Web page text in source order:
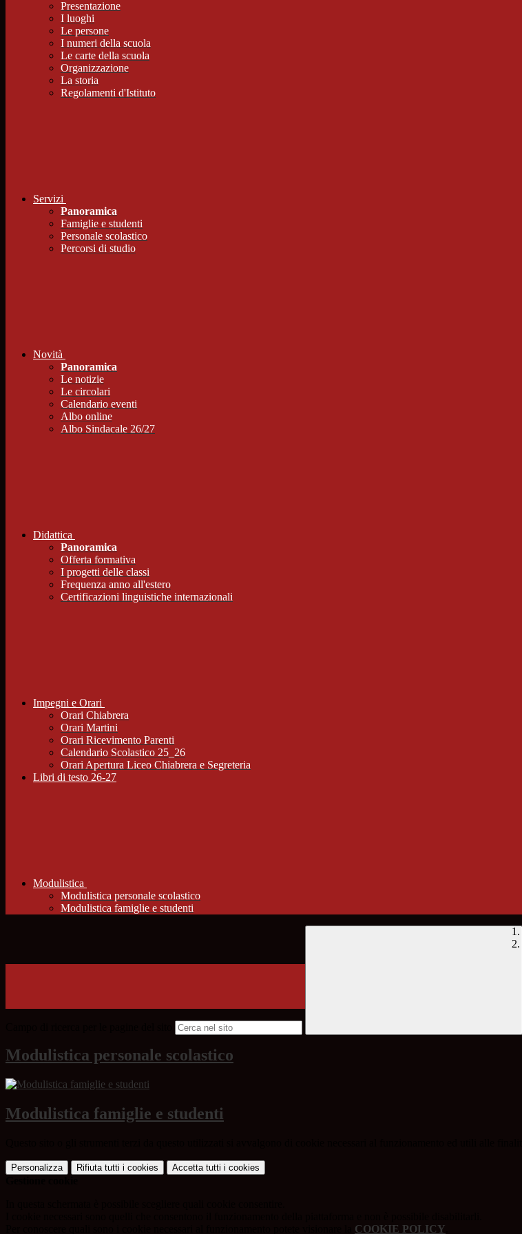
Presentazione
I luoghi
Le persone
I numeri della scuola
Le carte della scuola
Organizzazione
La storia
Regolamenti d'Istituto
Servizi
Panoramica
Famiglie e studenti
Personale scolastico
Percorsi di studio
Novità
Panoramica
Le notizie
Le circolari
Calendario eventi
Albo online
Albo Sindacale 26/27
Didattica
Panoramica
Offerta formativa
I progetti delle classi
Frequenza anno all'estero
Certificazioni linguistiche internazionali
Impegni e Orari
Orari Chiabrera
Orari Martini
Orari Ricevimento Parenti
Calendario Scolastico 25_26
Orari Apertura Liceo Chiabrera e Segreteria
Libri di testo 26-27
Modulistica
Modulistica personale scolastico
Modulistica famiglie e studenti
Modulistica personale scolastico
Modulistica famiglie e studenti
Personalizza Rifiuta tutti i cookies Accetta tutti i cookies
COOKIE POLICY